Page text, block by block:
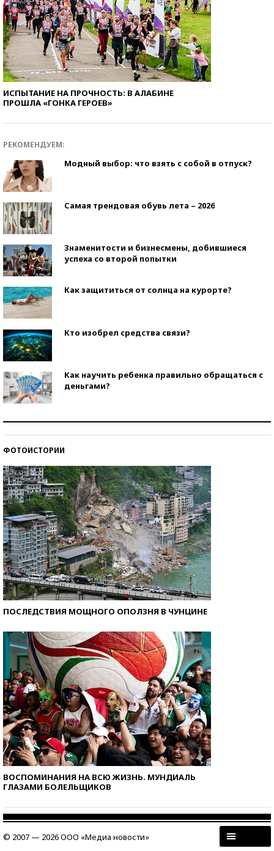
ИСПЫТАНИЕ НА ПРОЧНОСТЬ: В АЛАБИНЕ
ПРОШЛА «ГОНКА ГЕРОЕВ»
РЕКОМЕНДУЕМ:
Модный выбор: что взять с собой в отпуск?
Самая трендовая обувь лета – 2026
Знаменитости и бизнесмены, добившиеся
успеха со второй попытки
Как защититься от солнца на курорте?
Кто изобрел средства связи?
Как научить ребенка правильно обращаться с
деньгами?
ФОТОИСТОРИИ
ПОСЛЕДСТВИЯ МОЩНОГО ОПОЛЗНЯ В ЧУНЦИНЕ
ВОСПОМИНАНИЯ НА ВСЮ ЖИЗНЬ. МУНДИАЛЬ
ГЛАЗАМИ БОЛЕЛЬЩИКОВ
© 2007 — 2026 ООО «Медиа новости»